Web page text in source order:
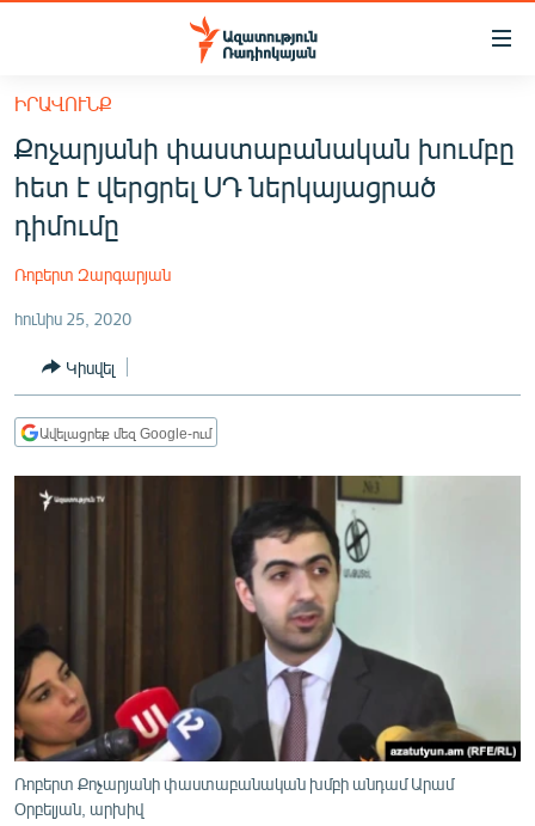
Մատչելիության
հիմնական
բովանդակությանը
Անցնել
հիմնական
մենյուին
ՀԱՅԱՍՏԱՆ
ՔԱՂԱՔԱԿԱՆ
ՏՆՏԵՍՈՒԹՅՈՒՆ
ՂԱՐԱԲԱՂ
ՏԱՐԱԾԱՇՐՋԱՆ
ՍՊՈՐՏ
ՄԵԿՆԱԲԱՆՈՒԹՅՈՒՆ
ՏՏ ԵՒ ԻՆՏԵՐՆԵՏ
ԱՐԽԻՎ
ԻՐԱՎՈՒՆՔ
Քոչարյանի փաստաբանական խումբը
հետ է վերցրել ՍԴ ներկայացրած
դիմումը
Ռոբերտ Զարգարյան
հունիս 25, 2020
Կիսվել
Ավելացրեք մեզ Google-ում
Ռոբերտ Քոչարյանի փաստաբանական խմբի անդամ Արամ
Օրբելյան, արխիվ